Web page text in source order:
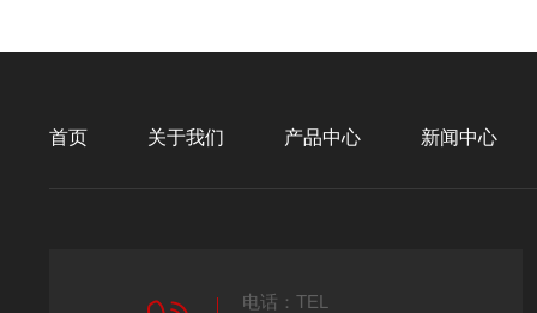
首页 关于我们 产品中心 新闻中心
电话：TEL